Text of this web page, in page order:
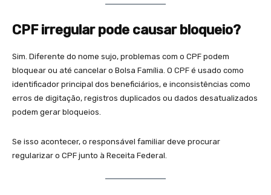
CPF irregular pode causar bloqueio?
Sim. Diferente do nome sujo, problemas com o CPF podem
bloquear ou até cancelar o Bolsa Família. O CPF é usado como
identificador principal dos beneficiários, e inconsistências como
erros de digitação, registros duplicados ou dados desatualizados
podem gerar bloqueios.
Se isso acontecer, o responsável familiar deve procurar
regularizar o CPF junto à Receita Federal.